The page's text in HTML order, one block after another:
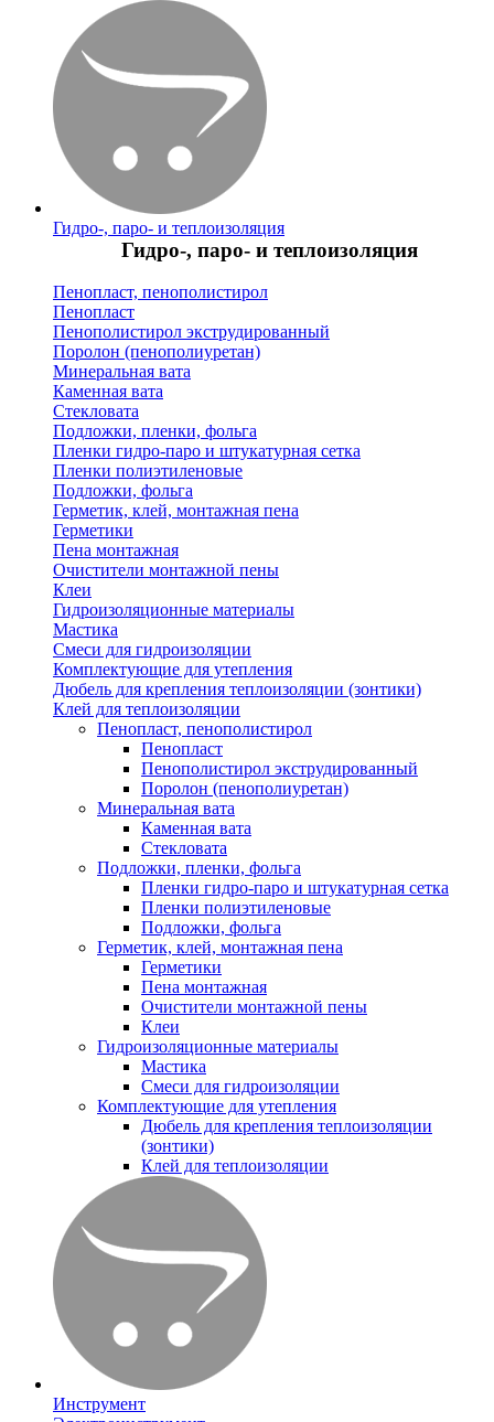
Гидро-, паро- и теплоизоляция
Гидро-, паро- и теплоизоляция
Пенопласт, пенополистирол
Пенопласт
Пенополистирол экструдированный
Поролон (пенополиуретан)
Минеральная вата
Каменная вата
Стекловата
Подложки, пленки, фольга
Пленки гидро-паро и штукатурная сетка
Пленки полиэтиленовые
Подложки, фольга
Герметик, клей, монтажная пена
Герметики
Пена монтажная
Очистители монтажной пены
Клеи
Гидроизоляционные материалы
Мастика
Смеси для гидроизоляции
Комплектующие для утепления
Дюбель для крепления теплоизоляции (зонтики)
Клей для теплоизоляции
Пенопласт, пенополистирол
Пенопласт
Пенополистирол экструдированный
Поролон (пенополиуретан)
Минеральная вата
Каменная вата
Стекловата
Подложки, пленки, фольга
Пленки гидро-паро и штукатурная сетка
Пленки полиэтиленовые
Подложки, фольга
Герметик, клей, монтажная пена
Герметики
Пена монтажная
Очистители монтажной пены
Клеи
Гидроизоляционные материалы
Мастика
Смеси для гидроизоляции
Комплектующие для утепления
Дюбель для крепления теплоизоляции
(зонтики)
Клей для теплоизоляции
Инструмент